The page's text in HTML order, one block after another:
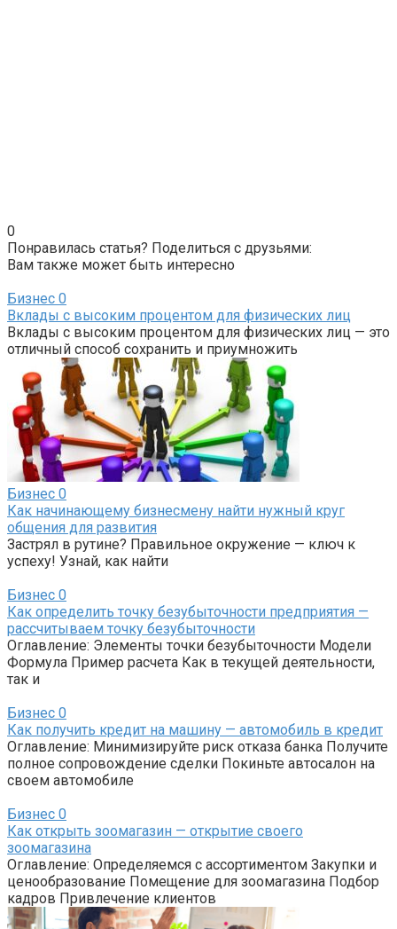
0
Понравилась статья? Поделиться с друзьями:
Вам также может быть интересно
Бизнес 0
Вклады с высоким процентом для физических лиц
Вклады с высоким процентом для физических лиц — это
отличный способ сохранить и приумножить
Бизнес 0
Как начинающему бизнесмену найти нужный круг
общения для развития
Застрял в рутине? Правильное окружение — ключ к
успеху! Узнай, как найти
Бизнес 0
Как определить точку безубыточности предприятия —
рассчитываем точку безубыточности
Оглавление: Элементы точки безубыточности Модели
Формула Пример расчета Как в текущей деятельности,
так и
Бизнес 0
Как получить кредит на машину — автомобиль в кредит
Оглавление: Минимизируйте риск отказа банка Получите
полное сопровождение сделки Покиньте автосалон на
своем автомобиле
Бизнес 0
Как открыть зоомагазин — открытие своего
зоомагазина
Оглавление: Определяемся с ассортиментом Закупки и
ценообразование Помещение для зоомагазина Подбор
кадров Привлечение клиентов